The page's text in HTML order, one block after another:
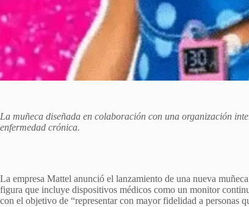
La muñeca diseñada en colaboración con una organización
enfermedad crónica.
La empresa Mattel anunció el lanzamiento de una nueva
figura que incluye dispositivos médicos como un monitor
con el objetivo de “representar con mayor fidelidad a personas